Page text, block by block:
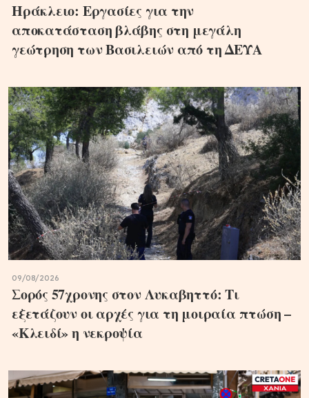
Ηράκλειο: Εργασίες για την
αποκατάσταση βλάβης στη μεγάλη
γεώτρηση των Βασιλειών από τη ΔΕΥΑ
09/08/2026
Σορός 57χρονης στον Λυκαβηττό: Τι
εξετάζουν οι αρχές για τη μοιραία πτώση –
«Κλειδί» η νεκροψία